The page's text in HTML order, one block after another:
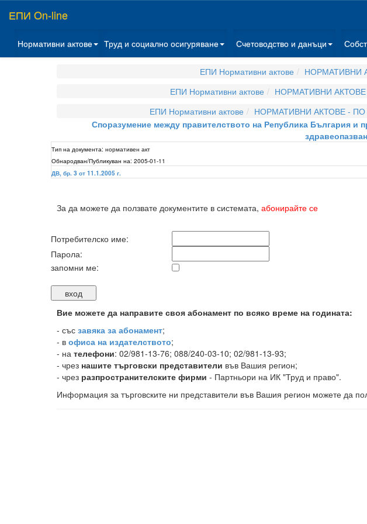
ЕПИ On-line
Нормативни актове Труд и социално осигуряване Счетоводство и данъци
ЕПИ Нормативни актове НОРМАТИВНИ
ЕПИ Нормативни актове
НОРМАТИВНИ
ЕПИ Нормативни актове
НОРМАТИВНИ АКТОВЕ -
Споразумение между правителството на Република България и
Тип на документа: нормативен акт
Обнародван/Публикуван на: 2005-01-11
ДВ, бр. 3 от 11.1.2005 г.
За да можете да ползвате документите в системата, абонирайте се
Потребителско име:
Парола:
запомни ме:
Вие можете да направите своя абонамент по всяко време на годината:
- със завяка за абонамент;
- в офиса на издателството;
- на телефони: 02/981-13-76; 088/240-03-10; 02/981-13-93;
- чрез нашите търговски представители във Вашия регион;
- чрез разпространителските фирми - Партньори на ИК "Труд и право".
Информация за търговските ни представители във Вашия регион можете да